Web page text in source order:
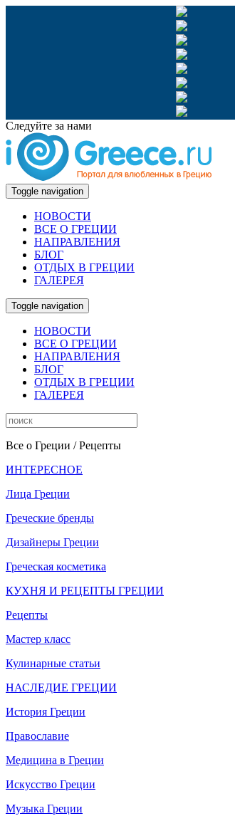
Следуйте за нами
Toggle navigation
НОВОСТИ
ВСЕ О ГРЕЦИИ
НАПРАВЛЕНИЯ
БЛОГ
ОТДЫХ В ГРЕЦИИ
ГАЛЕРЕЯ
Toggle navigation
НОВОСТИ
ВСЕ О ГРЕЦИИ
НАПРАВЛЕНИЯ
БЛОГ
ОТДЫХ В ГРЕЦИИ
ГАЛЕРЕЯ
Все о Греции / Рецепты
ИНТЕРЕСНОЕ
Лица Греции
Греческие бренды
Дизайнеры Греции
Греческая косметика
КУХНЯ И РЕЦЕПТЫ ГРЕЦИИ
Рецепты
Мастер класс
Кулинарные статьи
НАСЛЕДИЕ ГРЕЦИИ
История Греции
Православие
Медицина в Греции
Искусство Греции
Музыка Греции